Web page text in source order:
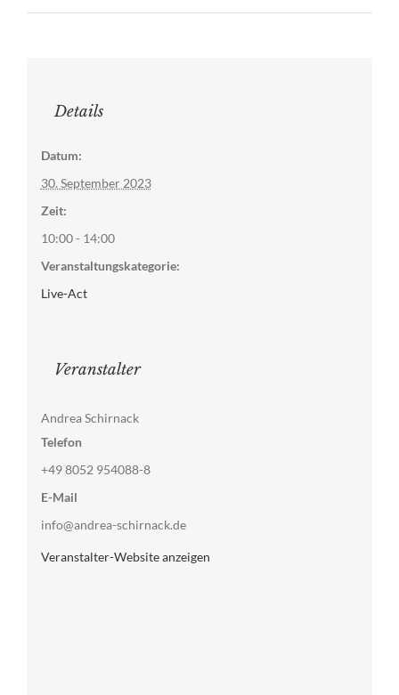
Details
Datum:
30. September 2023
Zeit:
10:00 - 14:00
Veranstaltungskategorie:
Live-Act
Veranstalter
Andrea Schirnack
Telefon
+49 8052 954088-8
E-Mail
info@andrea-schirnack.de
Veranstalter-Website anzeigen